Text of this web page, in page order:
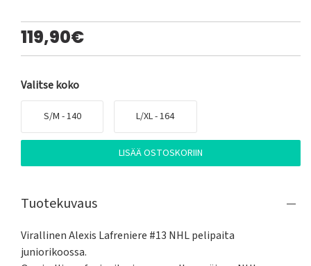
119,90€
Valitse koko
S/M - 140 L/XL - 164
LISÄÄ OSTOSKORIIN
Tuotekuvaus
Virallinen Alexis Lafreniere #13 NHL pelipaita
juniorikoossa.